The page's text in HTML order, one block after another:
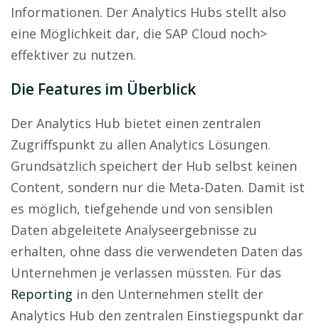
Informationen. Der Analytics Hubs stellt also
eine Möglichkeit dar, die SAP Cloud noch>
effektiver zu nutzen.
Die Features im Überblick
Der Analytics Hub bietet einen zentralen
Zugriffspunkt zu allen Analytics Lösungen.
Grundsätzlich speichert der Hub selbst keinen
Content, sondern nur die Meta-Daten. Damit ist
es möglich, tiefgehende und von sensiblen
Daten abgeleitete Analyseergebnisse zu
erhalten, ohne dass die verwendeten Daten das
Unternehmen je verlassen müssten. Für das
Reporting in den Unternehmen stellt der
Analytics Hub den zentralen Einstiegspunkt dar